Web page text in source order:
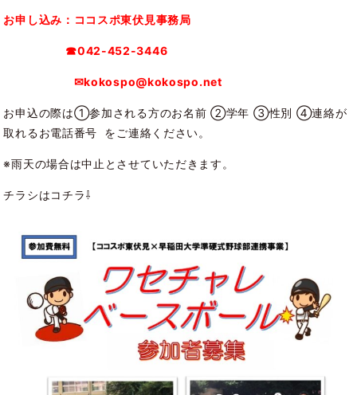
お申し込み：ココスポ東伏見事務局
☎042-452-3446
✉kokospo@kokospo.net
お申込の際は①参加される方のお名前 ②学年 ③性別 ④連絡が
取れるお電話番号 をご連絡ください。
※雨天の場合は中止とさせていただきます。
チラシはコチラ⇩